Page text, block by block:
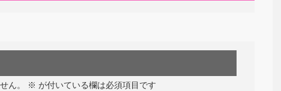
ん。 ※ が付いている欄は必須項目です